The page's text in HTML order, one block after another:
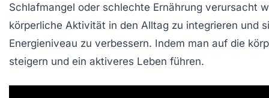
Schlafmangel oder schlechte Ernährung verursacht
körperliche Aktivität in den Alltag zu integrieren und
Energieniveau zu verbessern. Indem man auf die
steigern und ein aktiveres Leben führen.